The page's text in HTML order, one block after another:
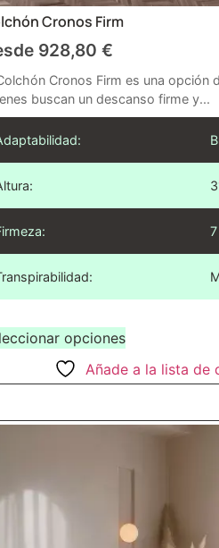
Cronos Firm
928,80 €
Cronos Firm es una opción
buscan un descanso firme y...
opciones
Añade a la lista de